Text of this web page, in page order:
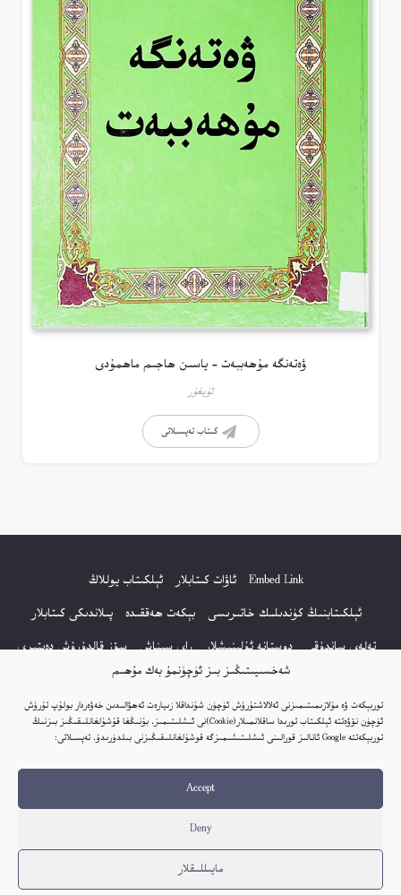
شەخسىيىتىڭىز بىز ئۈچۈنمۇ بەك مۇھىم
توربېكەت ۋە مۇلازىمىتىمىزنى ئەلالاشتۇرۇش ئۈچۈن شۇنداقلا زىيارەت ئەھۋالىدىن خەۋەردار بولۇپ تۇرۇش
ئۈچۈن نۆۋەتتە ئېلكىتاب تورىدا ساقلانمىلار(Cookie)نى ئىشلىتىمىز. بۇنىڭغا قۇشۇلغانلىقىڭىز بىزنىڭ
توربېكەتتە Google ئانالىز قورالىنى ئىشلىتىشىمىزگە قوشۇلغانلىقىڭىزنى بىلدۈرىدۇ. تەپسىلاتى:
Accept
Deny
مايىللىقلار
ۋەتەنگە مۇھەببەت – ياسىن ھاجىم ماھمۇدى
ئۇيغۇر
كىتاب تەپسىلاتى
Embed Link ئاۋات كىتابلار
ئېلكىتاب يوللاڭ
ئېلكىتابنىڭ كۈندىلىك خاتىرىسى
بېكەت ھەققىدە
پىلاندىكى كىتابلار
تەلەي ساندۇقى
دوستانە ئۇلىنىشلار راي سىناش
سۆز قالدۇرۇش دەپتىرى
كۆپ سورالغان سۇئاللار
كىتاب تىزىملىكى
مەخپىيەتلىك باياناتى
نەشىر ھوقۇقى باياناتى
© 2017-2026 تور بېكەتنىڭ بارلىق ھوقۇقى ئېلكىتاب تورى غا مەنسۇپ.
ھەر كۈنى يېڭى كىتابلار قوشۇلىۋاتىدۇ...